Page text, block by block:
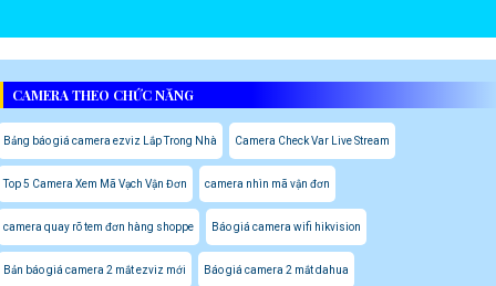
CAMERA THEO CHỨC NĂNG
Bảng báo giá camera ezviz Lắp Trong Nhà Camera Check Var Live Stream
Top 5 Camera Xem Mã Vạch Vận Đơn camera nhìn mã vận đơn
camera quay rõ tem đơn hàng shoppe Báo giá camera wifi hikvision
Bản báo giá camera 2 mắt ezviz mới Báo giá camera 2 mắt dahua